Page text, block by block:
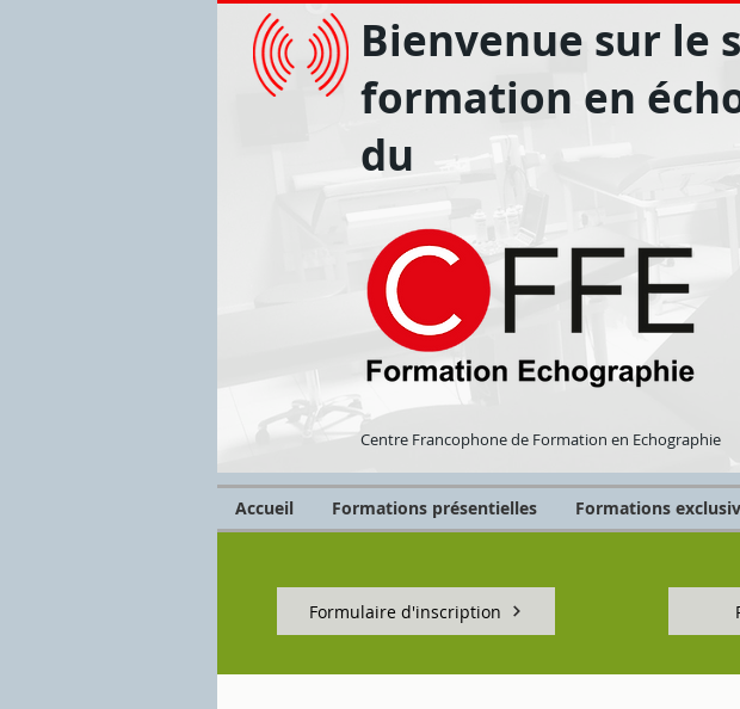
Bienvenue sur le
formation en
du
Centre Francophone de Formation en Echographie
Accueil Formations présentielles Formations
Formulaire d'inscription